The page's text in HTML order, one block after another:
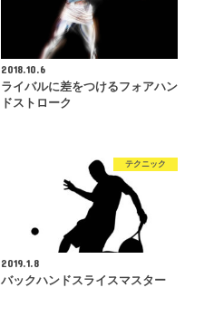
2018.10.6
ライバルに差をつけるフォアハン
ドストローク
テクニック
2019.1.8
バックハンドスライスマスター